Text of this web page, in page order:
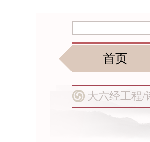
首页
大六经工程/